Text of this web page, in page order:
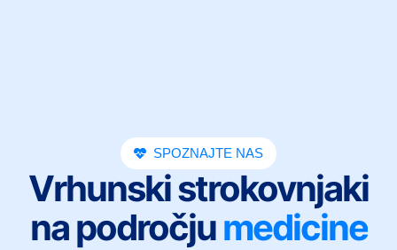
SPOZNAJTE NAS
Vrhunski strokovnjaki
na področjumedicine